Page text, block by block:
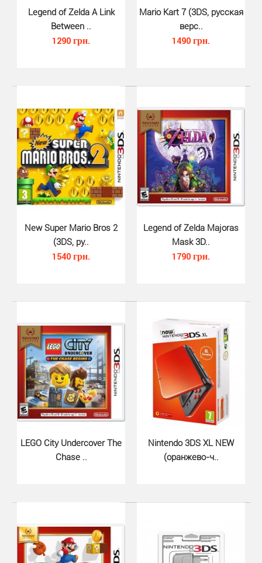
1090 грн.
Pokemon Moon 3DS - игра для консолей линейки 3DS, в
которой вас будут ждать новые приключения, новый..
Pokemon Sun (3DS)..
1120 грн.
которой вас будут ждать новые приключения, новый ..
Legend of Zelda A Link
Between ..
1290 грн.
Mario Kart 7 (3DS, русская
верс..
1490 грн.
New Super Mario Bros 2
(3DS, ру..
1540 грн.
Legend of Zelda Majoras
Mask 3D..
1790 грн.
LEGO City Undercover The
Chase ..
Nintendo 3DS XL NEW
(оранжево-ч..